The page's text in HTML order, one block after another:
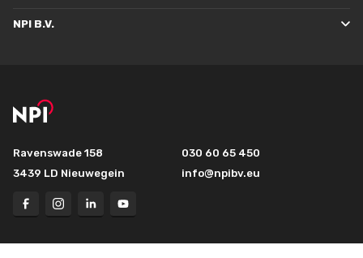
NPI B.V.
Ravenswade 158
030 60 65 450
3439 LD Nieuwegein
info@npibv.eu